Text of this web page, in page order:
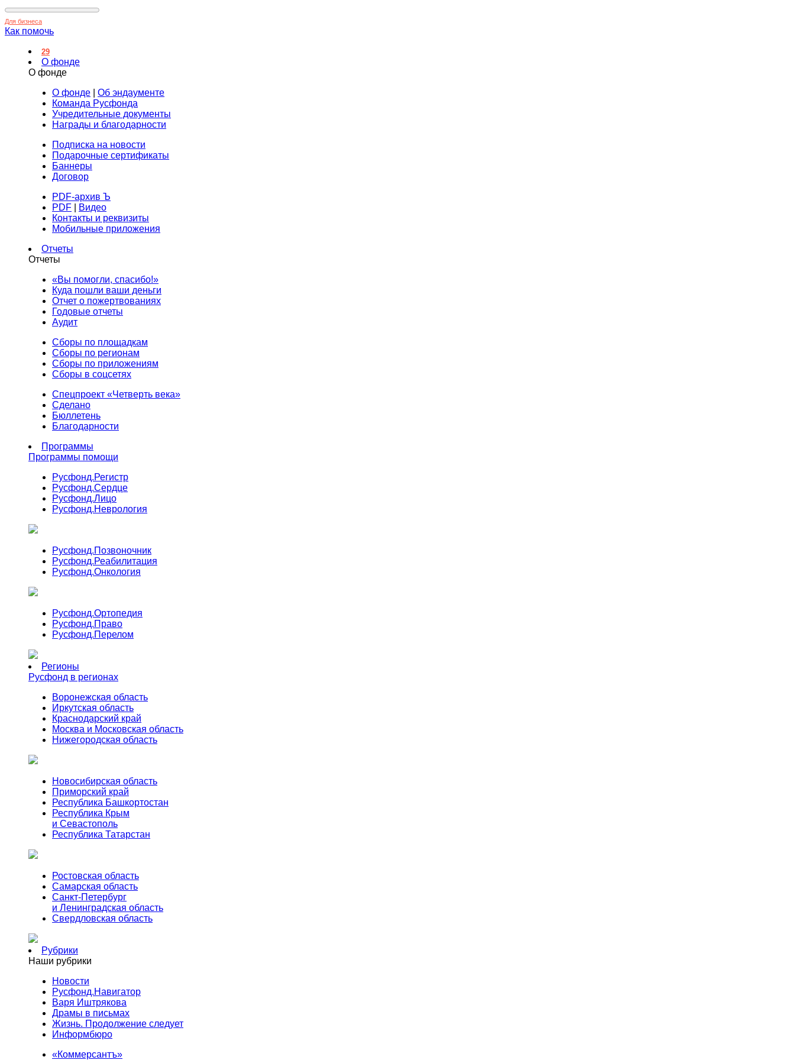
Для бизнеса
Как помочь
29
О фонде
О фонде
О фонде
Об эндаументе
Команда Русфонда
Учредительные документы
Награды и благодарности
Подписка на новости
Подарочные сертификаты
Баннеры
Договор
PDF-архив Ъ
PDF
Видео
Контакты и реквизиты
Мобильные приложения
Отчеты
Отчеты
«Вы помогли, спасибо!»
Куда пошли ваши деньги
Отчет о пожертвованиях
Годовые отчеты
Аудит
Сборы по площадкам
Сборы по регионам
Сборы по приложениям
Сборы в соцсетях
Спецпроект «Четверть века»
Сделано
Бюллетень
Благодарности
Программы
Программы помощи
Русфонд.Регистр
Русфонд.Сердце
Русфонд.Лицо
Русфонд.Неврология
Русфонд.Позвоночник
Русфонд.Реабилитация
Русфонд.Онкология
Русфонд.Ортопедия
Русфонд.Право
Русфонд.Перелом
Регионы
Русфонд в регионах
Воронежская область
Иркутская область
Краснодарский край
Москва и Московская область
Нижегородская область
Новосибирская область
Приморский край
Республика Башкортостан
Республика Крым
и Севастополь
Республика Татарстан
Ростовская область
Самарская область
Санкт-Петербург
и Ленинградская область
Свердловская область
Рубрики
Наши рубрики
Новости
Русфонд.Навигатор
Варя Иштрякова
Драмы в письмах
Жизнь. Продолжение следует
Информбюро
«Коммерсантъ»